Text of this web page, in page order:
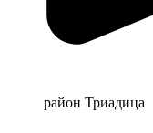
район Триадица